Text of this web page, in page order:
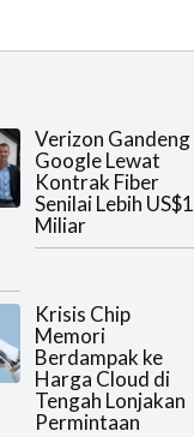
Verizon Gandeng
Google Lewat
Kontrak Fiber
Senilai Lebih US$1
Miliar
Krisis Chip
Memori
Berdampak ke
Harga Cloud di
Tengah Lonjakan
Permintaan